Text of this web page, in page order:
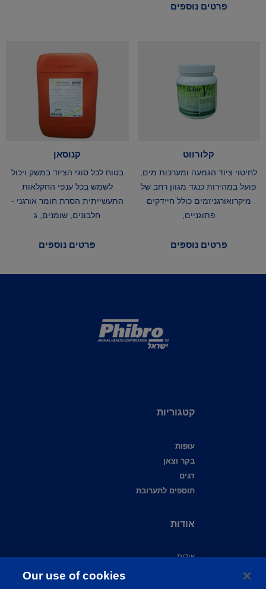
פרטים נוספים
קלורווט
לחיטוי ציוד הגמעה ומערכות מים,
פועל במהירות כנגד מגוון רחב של
מיקרואורגניזמים כולל חיידקים
פתוגניים,
פרטים נוספים
קנוסאן
בטוח לכל סוגי הציוד במשק ויכול
לשמש בכל ענפי החקלאות
התעשייתית הסרת חומר אורגני -
חלבונים, שומנים, ג
פרטים נוספים
קטגוריות
עופות
בקר וצאן
דגים
תוספים לתערובת
אודות
אודות
Our use of cookies